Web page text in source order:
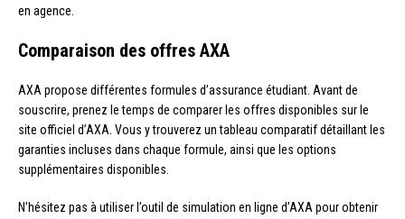
en agence.
Comparaison des offres AXA
AXA propose différentes formules d’assurance étudiant. Avant de
souscrire, prenez le temps de comparer les offres disponibles sur le
site officiel d’AXA. Vous y trouverez un tableau comparatif détaillant les
garanties incluses dans chaque formule, ainsi que les options
supplémentaires disponibles.
N’hésitez pas à utiliser l’outil de simulation en ligne d’AXA pour obtenir